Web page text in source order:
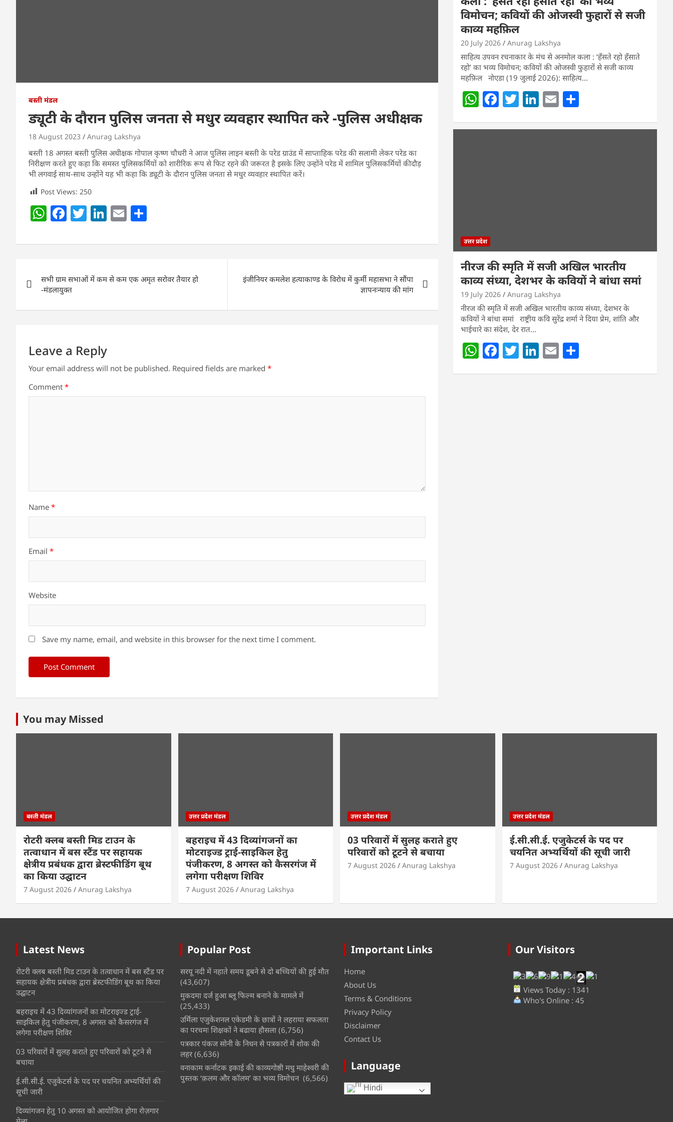
बस्ती मंडल
ड्यूटी के दौरान पुलिस जनता से मधुर व्यवहार स्थापित करे -पुलिस अधीक्षक
18 August 2023 Anurag Lakshya
बस्ती 18 अगस्त बस्ती पुलिस अधीक्षक गोपाल कृष्ण चौधरी ने आज पुलिस लाइन बस्ती के परेड ग्राउंड में साप्ताहिक परेड की सलामी लेकर परेड का
निरीक्षण करते हुए कहा कि समस्त पुलिसकर्मियों को शारीरिक रूप से फिट रहने की जरूरत है इसके लिए उन्होंने परेड में शामिल पुलिसकर्मियों कीदौड़
भी लगवाई साथ-साथ उन्होंने यह भी कहा कि ड्यूटी के दौरान पुलिस जनता से मधुर व्यवहार स्थापित करें।
Post Views: 250
W
at
A
p
p
F
c
b
o
o
T
itt
Li
k
dI
E
ai ar
navigation
सभी ग्राम सभाओं में कम से कम एक अमृत सरोवर तैयार हो
-मंडलायुक्त
इंजीनियर कमलेश हत्याकाण्ड के विरोध में कुर्मी महासभा ने सौंपा
ज्ञापनःन्याय की मांग
Leave a Reply
Your email address will not be published. Required fields are marked *
Comment *
Name *
Email *
Website
Save my name, email, and website in this browser for the next time I comment.
विमोचन; कवियों की ओजस्वी फुहारों से सजी
काव्य महफ़िल
20 July 2026 Anurag Lakshya
साहित्य उपवन रचनाकार के मंच से अनमोल कला : ‘हॅंसते रहो हॅंसाते
रहो’ का भव्य विमोचन; कवियों की ओजस्वी फुहारों से सजी काव्य
महफ़िल नोएडा (19 जुलाई 2026): साहित्य…
W
at
F
c
T
itt
Li
k
E
ai ar
उत्तर प्रदेश
नीरज की स्मृति में सजी अखिल भारतीय
काव्य संध्या, देशभर के कवियों ने बांधा समां
19 July 2026 Anurag Lakshya
नीरज की स्मृति में सजी अखिल भारतीय काव्य संध्या, देशभर के
कवियों ने बांधा समां राष्ट्रीय कवि सुरेंद्र शर्मा ने दिया प्रेम, शांति और
भाईचारे का संदेश, देर रात…
W F T Li E
You may Missed
बस्ती मंडल
रोटरी क्लब बस्ती मिड टाउन के
तत्वाधान में बस स्टैंड पर सहायक
क्षेत्रीय प्रबंधक द्वारा ब्रेस्टफीडिंग बूथ
का किया उद्घाटन
7 August 2026 Anurag Lakshya
उत्तर प्रदेश मंडल
बहराइच में 43 दिव्यांगजनों का
मोटराइज्ड ट्राई-साइकिल हेतु
पंजीकरण, 8 अगस्त को कैसरगंज में
लगेगा परीक्षण शिविर
7 August 2026 Anurag Lakshya
उत्तर प्रदेश मंडल
03 परिवारों में सुलह कराते हुए
परिवारों को टूटने से बचाया
7 August 2026 Anurag Lakshya
उत्तर प्रदेश मंडल
ई.सी.सी.ई. एजुकेटर्स के पद पर
चयनित अभ्यर्थियों की सूची जारी
7 August 2026 Anurag Lakshya
Latest News
रोटरी क्लब बस्ती मिड टाउन के तत्वाधान में बस स्टैंड पर
सहायक क्षेत्रीय प्रबंधक द्वारा ब्रेस्टफीडिंग बूथ का किया
उद्घाटन
बहराइच में 43 दिव्यांगजनों का मोटराइज्ड ट्राई-
साइकिल हेतु पंजीकरण, 8 अगस्त को कैसरगंज में
लगेगा परीक्षण शिविर
03 परिवारों में सुलह कराते हुए परिवारों को टूटने से
बचाया
ई.सी.सी.ई. एजुकेटर्स के पद पर चयनित अभ्यर्थियों की
सूची जारी
दिव्यांगजन हेतु 10 अगस्त को आयोजित होगा रोज़गार
Popular Post
सरयू नदी में नहाते समय डूबने से दो बच्चियों की हुई मौत
(43,607)
मुकदमा दर्ज हुआ ब्लू फिल्म बनाने के मामले में
(25,433)
उर्मिला एजुकेशनल एकेडमी के छात्रों ने लहराया सफलता
का परचमः शिक्षकों ने बढाया हौसला (6,756)
पत्रकार पंकज सोनी के निधन से पत्रकारों में शोक की
लहर (6,636)
वनाकाम कर्नाटक इकाई की काव्यगोष्ठी मधु माहेश्वरी की
पुस्तक ‘क़लम और कॉलम’ का भव्य विमोचन (6,566)
Important Links
Home
About Us
Terms & Conditions
Privacy Policy
Disclaimer
Contact Us
Language
Hindi
Our Visitors
Views Today : 1341
Who's Online : 45